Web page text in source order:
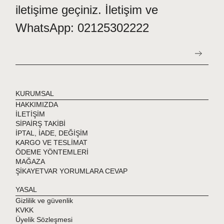
kullanım sonrası durulayınız.
önerilerimizi ve içinden çıkan yıkama talimatını lütfen dikkate
iletişime geçiniz. İletişim ve
WhatsApp: 02125302222
KURUMSAL
HAKKIMIZDA
İLETİŞİM
SİPAİRŞ TAKİBİ
İPTAL, İADE, DEĞİŞİM
KARGO VE TESLİMAT
ÖDEME YÖNTEMLERİ
MAĞAZA
ŞİKAYETVAR YORUMLARA CEVAP
YASAL
Gizlilik ve güvenlik
KVKK
Üyelik Sözleşmesi